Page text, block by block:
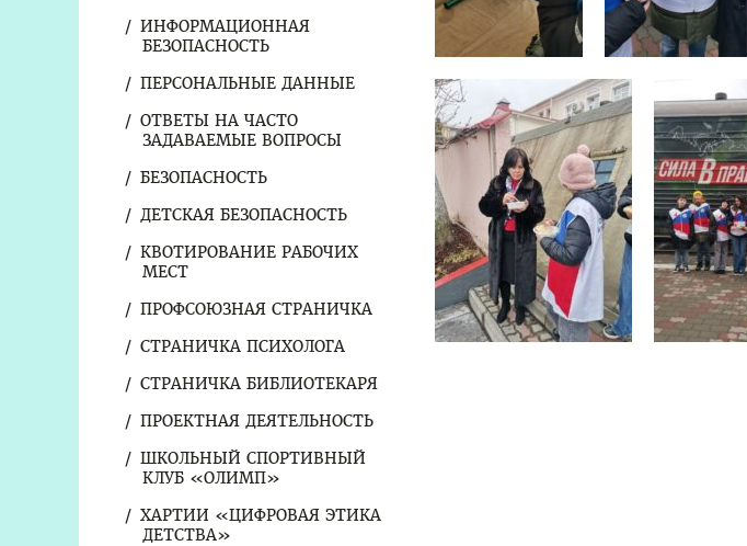
ИНФОРМАЦИОННАЯ
БЕЗОПАСНОСТЬ
ПЕРСОНАЛЬНЫЕ ДАННЫЕ
ОТВЕТЫ НА ЧАСТО
ЗАДАВАЕМЫЕ ВОПРОСЫ
БЕЗОПАСНОСТЬ
ДЕТСКАЯ БЕЗОПАСНОСТЬ
КВОТИРОВАНИЕ РАБОЧИХ
МЕСТ
ПРОФСОЮЗНАЯ СТРАНИЧКА
СТРАНИЧКА ПСИХОЛОГА
СТРАНИЧКА БИБЛИОТЕКАРЯ
ПРОЕКТНАЯ ДЕЯТЕЛЬНОСТЬ
ШКОЛЬНЫЙ СПОРТИВНЫЙ
КЛУБ «ОЛИМП»
ХАРТИИ «ЦИФРОВАЯ ЭТИКА
ДЕТСТВА»